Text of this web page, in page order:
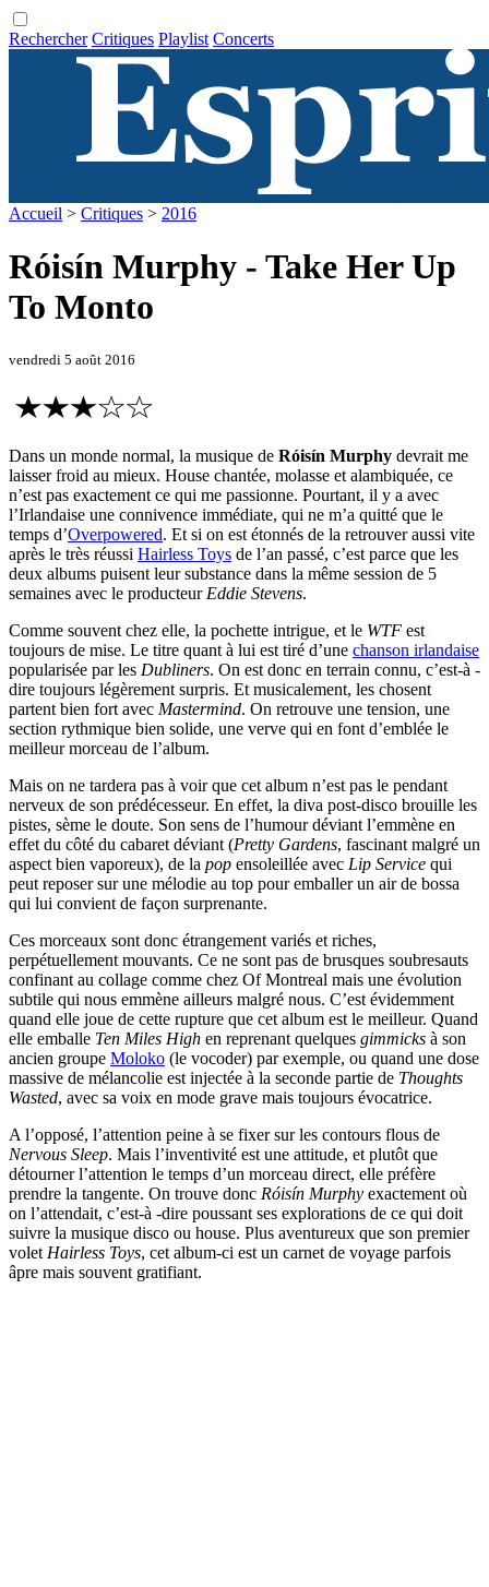
Rechercher Critiques Playlist Concerts
Accueil > Critiques > 2016
Róisí­n Murphy - Take Her Up
To Monto
vendredi 5 août 2016
Dans un monde normal, la musique de Róisí­n Murphy devrait me
laisser froid au mieux. House chantée, molasse et alambiquée, ce
n’est pas exactement ce qui me passionne. Pourtant, il y a avec
l’Irlandaise une connivence immédiate, qui ne m’a quitté que le
temps d’Overpowered. Et si on est étonnés de la retrouver aussi vite
après le très réussi Hairless Toys de l’an passé, c’est parce que les
deux albums puisent leur substance dans la même session de 5
semaines avec le producteur Eddie Stevens.
Comme souvent chez elle, la pochette intrigue, et le WTF est
toujours de mise. Le titre quant à lui est tiré d’une chanson irlandaise
popularisée par les Dubliners. On est donc en terrain connu, c’est-à -
dire toujours légèrement surpris. Et musicalement, les chosent
partent bien fort avec Mastermind. On retrouve une tension, une
section rythmique bien solide, une verve qui en font d’emblée le
meilleur morceau de l’album.
Mais on ne tardera pas à voir que cet album n’est pas le pendant
nerveux de son prédécesseur. En effet, la diva post-disco brouille les
pistes, sème le doute. Son sens de l’humour déviant l’emmène en
effet du côté du cabaret déviant (Pretty Gardens, fascinant malgré un
aspect bien vaporeux), de la pop ensoleillée avec Lip Service qui
peut reposer sur une mélodie au top pour emballer un air de bossa
qui lui convient de façon surprenante.
Ces morceaux sont donc étrangement variés et riches,
perpétuellement mouvants. Ce ne sont pas de brusques soubresauts
confinant au collage comme chez Of Montreal mais une évolution
subtile qui nous emmène ailleurs malgré nous. C’est évidemment
quand elle joue de cette rupture que cet album est le meilleur. Quand
elle emballe Ten Miles High en reprenant quelques gimmicks à son
ancien groupe Moloko (le vocoder) par exemple, ou quand une dose
massive de mélancolie est injectée à la seconde partie de Thoughts
Wasted, avec sa voix en mode grave mais toujours évocatrice.
A l’opposé, l’attention peine à se fixer sur les contours flous de
Nervous Sleep. Mais l’inventivité est une attitude, et plutôt que
détourner l’attention le temps d’un morceau direct, elle préfère
prendre la tangente. On trouve donc Róisí­n Murphy exactement où
on l’attendait, c’est-à -dire poussant ses explorations de ce qui doit
suivre la musique disco ou house. Plus aventureux que son premier
volet Hairless Toys, cet album-ci est un carnet de voyage parfois
âpre mais souvent gratifiant.